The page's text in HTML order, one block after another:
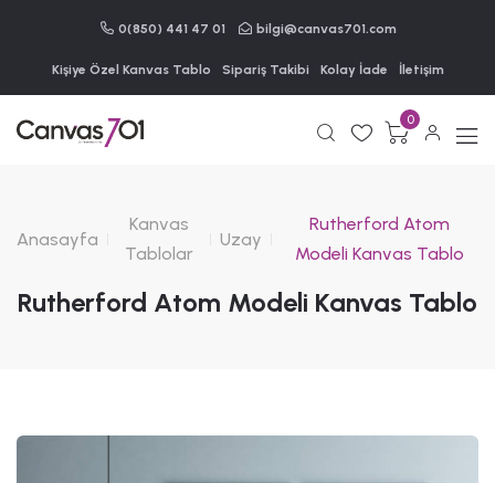
0(850) 441 47 01 bilgi@canvas701.com
Kişiye Özel Kanvas Tablo Sipariş Takibi Kolay İade İletişim
0
Anasayfa
Kanvas
Tablolar
Uzay
Rutherford Atom
Modeli Kanvas Tablo
Rutherford Atom Modeli Kanvas Tablo